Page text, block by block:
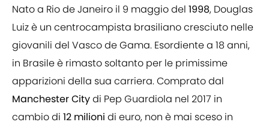
Nato a Rio de Janeiro il 9 maggio del 1998, Douglas
Luiz è un centrocampista brasiliano cresciuto nelle
giovanili del Vasco de Gama. Esordiente a 18 anni,
in Brasile è rimasto soltanto per le primissime
apparizioni della sua carriera. Comprato dal
Manchester Citydi Pep Guardiola nel 2017 in
cambio di 12 milioni di euro, non è mai sceso in